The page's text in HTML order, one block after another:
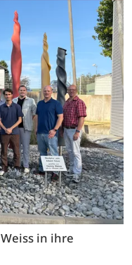
in ihre